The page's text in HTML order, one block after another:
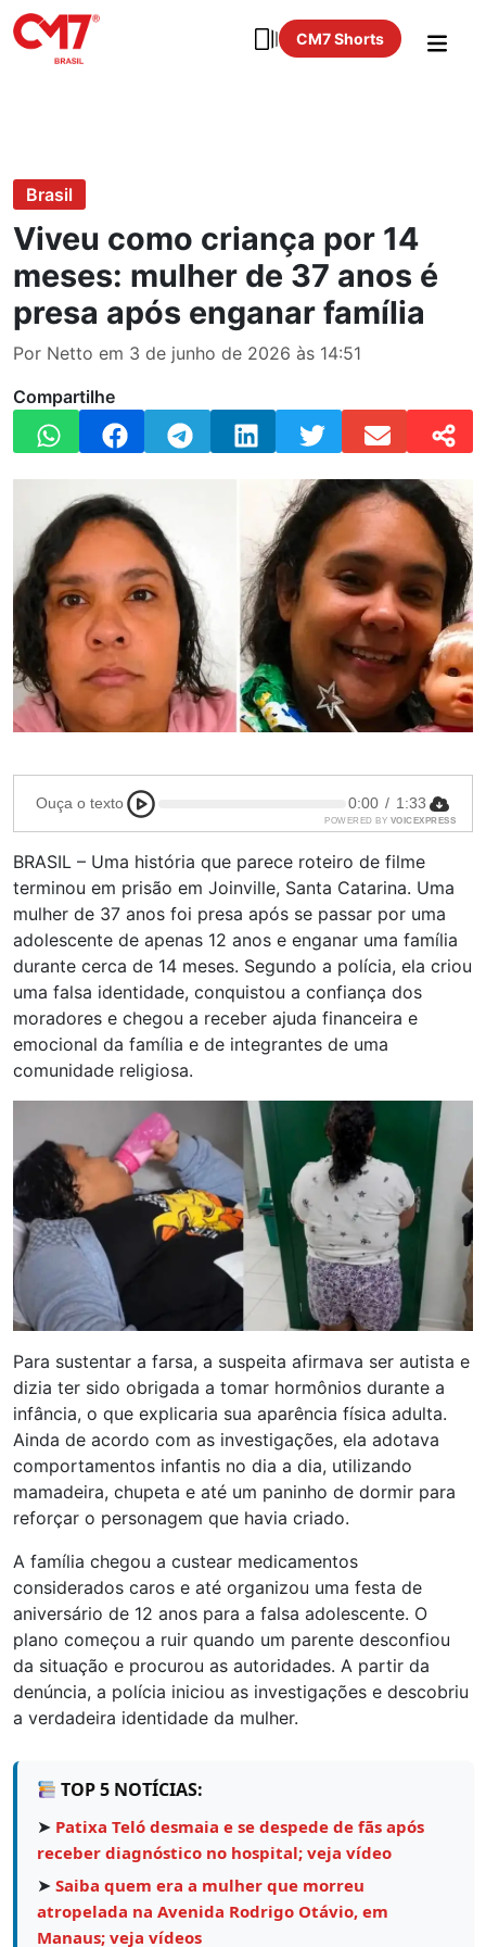
CM7 Shorts
Brasil
Viveu como criança por 14
meses: mulher de 37 anos é
presa após enganar família
Por Netto em 3 de junho de 2026 às 14:51
Compartilhe
Ouça o texto 0:00 / 1:33
POWERED BY VOICEXPRESS
BRASIL – Uma história que parece roteiro de filme
terminou em prisão em Joinville, Santa Catarina. Uma
mulher de 37 anos foi presa após se passar por uma
adolescente de apenas 12 anos e enganar uma família
durante cerca de 14 meses. Segundo a polícia, ela criou
uma falsa identidade, conquistou a confiança dos
moradores e chegou a receber ajuda financeira e
emocional da família e de integrantes de uma
comunidade religiosa.
Para sustentar a farsa, a suspeita afirmava ser autista e
dizia ter sido obrigada a tomar hormônios durante a
infância, o que explicaria sua aparência física adulta.
Ainda de acordo com as investigações, ela adotava
comportamentos infantis no dia a dia, utilizando
mamadeira, chupeta e até um paninho de dormir para
reforçar o personagem que havia criado.
A família chegou a custear medicamentos
considerados caros e até organizou uma festa de
aniversário de 12 anos para a falsa adolescente. O
plano começou a ruir quando um parente desconfiou
da situação e procurou as autoridades. A partir da
denúncia, a polícia iniciou as investigações e descobriu
a verdadeira identidade da mulher.
TOP 5 NOTÍCIAS:
➤ Patixa Teló desmaia e se despede de fãs após
receber diagnóstico no hospital; veja vídeo
➤ Saiba quem era a mulher que morreu
atropelada na Avenida Rodrigo Otávio, em
Manaus; veja vídeos